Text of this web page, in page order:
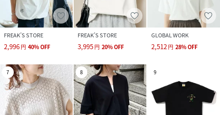
FREAK’S STORE
2,996円 40%OFF
FREAK’S STORE
3,995円 20%OFF
GLOBAL WORK
2,512円 28%OFF
7 8 9